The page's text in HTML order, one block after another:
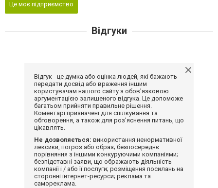
Це моє підприємство
Відгуки
Відгук - це думка або оцінка людей, які бажають
передати досвід або враження іншим
користувачам нашого сайту з обов'язковою
аргументацією залишеного відгука. Це допоможе
багатьом прийняти правильне рішення.
Коментарі призначені для спілкування та
обговорення, а також для роз'яснення питань, що
цікавлять.
Не дозволяється: використання ненормативної
лексики, погроз або образ; безпосереднє
порівняння з іншими конкуруючими компаніями;
безпідставні заяви, що ображають діяльність
компанії і / або її послуги; розміщення посилань на
сторонні інтернет-ресурси; реклама та
самореклама.